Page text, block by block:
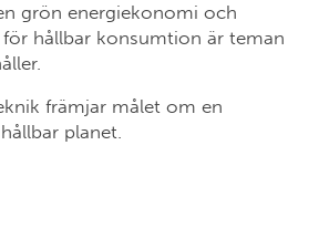
grön energiekonomi och
hållbar konsumtion är teman
främjar målet om en
planet.